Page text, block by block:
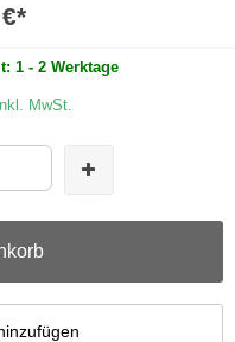
*
1 - 2 Werktage
MwSt.